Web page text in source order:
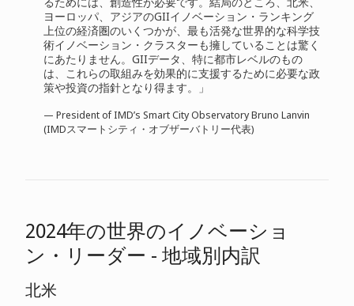
ヨーロッパ、アジアのGIIイノベーション・ランキング
上位の経済圏のいくつかが、最も活発な世界的な科学技
術イノベーション・クラスターも擁していることは驚く
にあたりません。GIIデータ、特に都市レベルのもの
は、これらの取組みを効果的に支援するために必要な政
策や投資の指針となり得ます。」
— President of IMD’s Smart City Observatory Bruno Lanvin
(IMDスマートシティ・オブザーバトリー代表)
2024年の世界のイノベーショ
ン・リーダー - 地域別内訳
北米